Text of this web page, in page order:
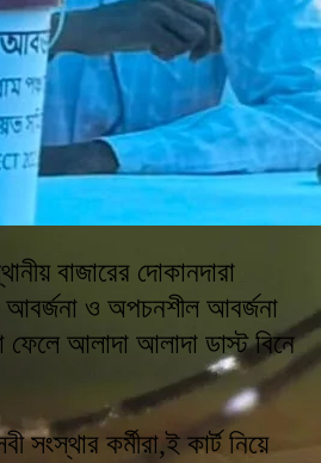
বাজারের দোকানদারা
আবর্জনা ও অপচনশীল আবর্জনা
আলাদা আলাদা ডাস্ট বিনে
সংস্থার কর্মীরা,ই কার্ট নিয়ে